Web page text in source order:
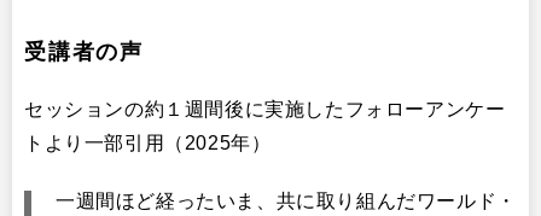
受講者の声
セッションの約１週間後に実施したフォローアンケー
トより一部引用（2025年）
一週間ほど経ったいま、共に取り組んだワールド・